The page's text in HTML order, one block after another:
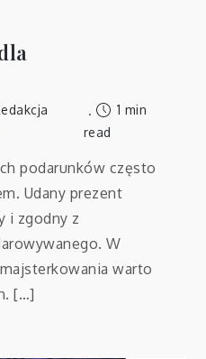
1 min
read
podarunków często
Udany prezent
i zgodny z
W
warto
[…]